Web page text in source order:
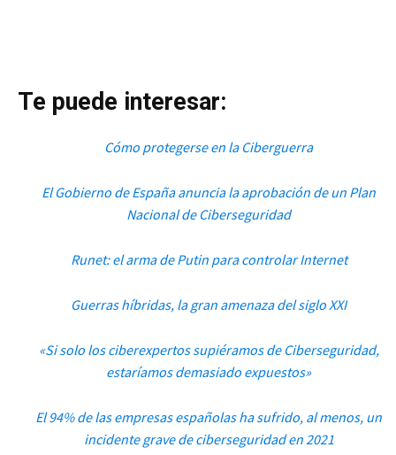
Te puede interesar:
Cómo protegerse en la Ciberguerra
El Gobierno de España anuncia la aprobación de un Plan
Nacional de Ciberseguridad
Runet: el arma de Putin para controlar Internet
Guerras híbridas, la gran amenaza del siglo XXI
«Si solo los ciberexpertos supiéramos de Ciberseguridad,
estaríamos demasiado expuestos»
El 94% de las empresas españolas ha sufrido, al menos, un
incidente grave de ciberseguridad en 2021